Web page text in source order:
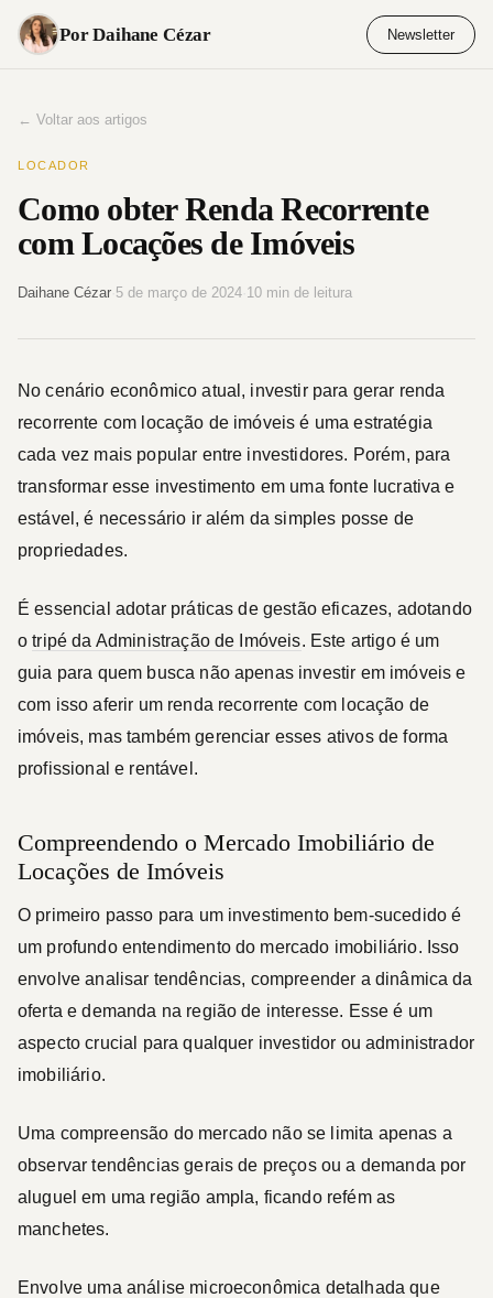
Pular
para
Por Daihane Cézar Newsletter
← Voltar aos artigos
LOCADOR
Como obter Renda Recorrente
com Locações de Imóveis
Daihane Cézar 5 de março de 2024 10 min de leitura
No cenário econômico atual, investir para gerar renda
recorrente com locação de imóveis é uma estratégia
cada vez mais popular entre investidores. Porém, para
transformar esse investimento em uma fonte lucrativa e
estável, é necessário ir além da simples posse de
propriedades.
É essencial adotar práticas de gestão eficazes, adotando
otripé da Administração de Imóveis. Este artigo é um
guia para quem busca não apenas investir em imóveis e
com isso aferir um renda recorrente com locação de
imóveis, mas também gerenciar esses ativos de forma
profissional e rentável.
Compreendendo o Mercado Imobiliário de
Locações de Imóveis
O primeiro passo para um investimento bem-sucedido é
um profundo entendimento do mercado imobiliário. Isso
envolve analisar tendências, compreender a dinâmica da
oferta e demanda na região de interesse. Esse é um
aspecto crucial para qualquer investidor ou administrador
imobiliário.
Uma compreensão do mercado não se limita apenas a
observar tendências gerais de preços ou a demanda por
aluguel em uma região ampla, ficando refém as
manchetes.
Envolve uma análise microeconômica detalhada que